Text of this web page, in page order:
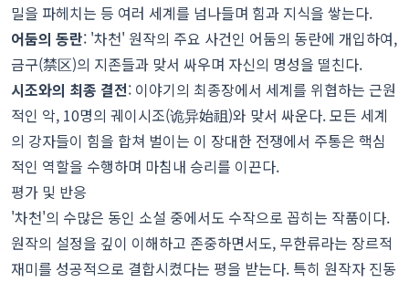
밀을 파헤치는 등 여러 세계를 넘나들며 힘과 지식을 쌓는다.
어둠의 동란: '차천' 원작의 주요 사건인 어둠의 동란에 개입하여,
금구(禁区)의 지존들과 맞서 싸우며 자신의 명성을 떨친다.
시조와의 최종 결전: 이야기의 최종장에서 세계를 위협하는 근원
적인 악, 10명의 궤이시조(诡异始祖)와 맞서 싸운다. 모든 세계
의 강자들이 힘을 합쳐 벌이는 이 장대한 전쟁에서 주통은 핵심
적인 역할을 수행하며 마침내 승리를 이끈다.
평가 및 반응
'차천'의 수많은 동인 소설 중에서도 수작으로 꼽히는 작품이다.
원작의 설정을 깊이 이해하고 존중하면서도, 무한류라는 장르적
재미를 성공적으로 결합시켰다는 평을 받는다. 특히 원작자 진동